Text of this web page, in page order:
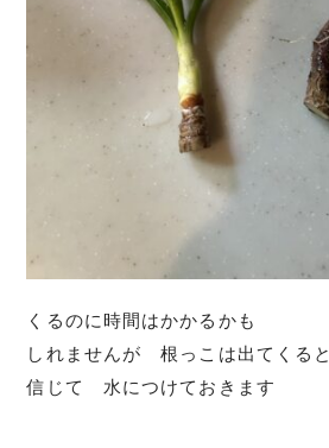
くるのに時間はかかるかも
しれませんが 根っこは出てくると
信じて 水につけておきます